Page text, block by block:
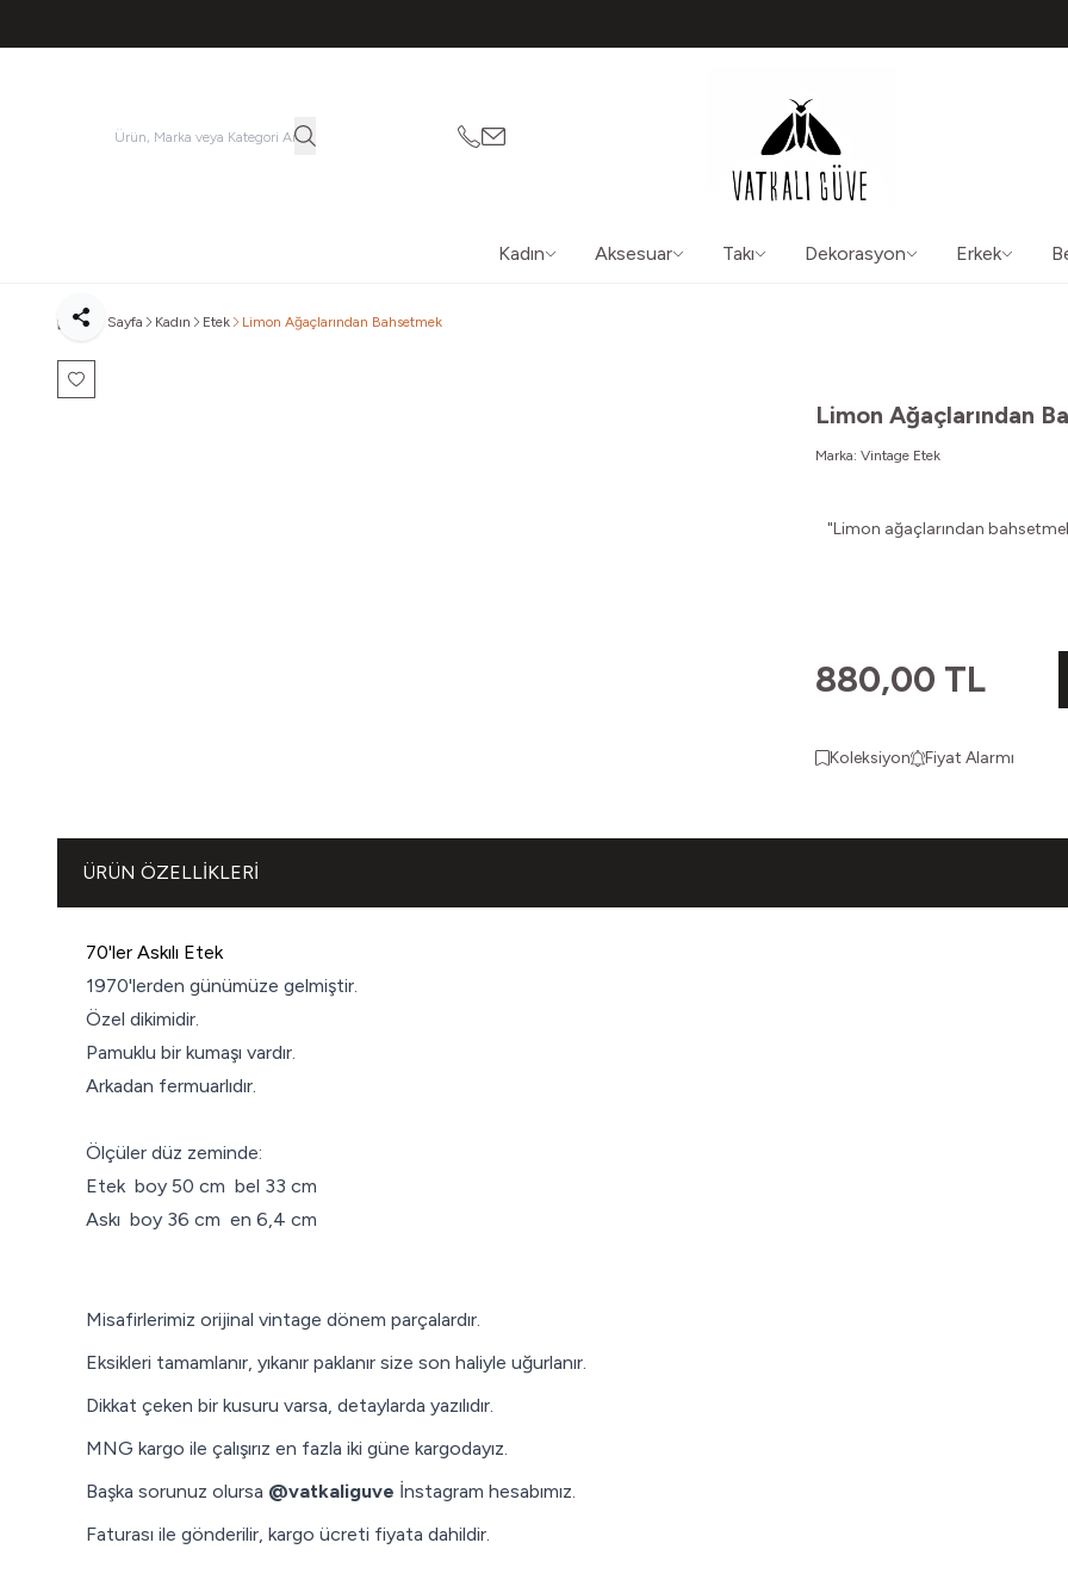
05362150565
vatkaliguve@gmail.com
Kadın Aksesuar Takı Dekorasyon Erkek
Ana Sayfa Kadın Etek Limon Ağaçlarından Bahsetmek
Favoriye Ekle
Paylaş
Limon Ağaçlarından
Marka: Vintage Etek
"Limon ağaçlarından
880,00 TL
Koleksiyon Fiyat Alarmı
ÜRÜN ÖZELLIKLERI
70'ler Askılı Etek
1970'lerden günümüze gelmiştir.
Özel dikimidir.
Pamuklu bir kumaşı vardır.
Arkadan fermuarlıdır.
Ölçüler düz zeminde:
Etek boy 50 cm bel 33 cm
Askı boy 36 cm en 6,4 cm
Misafirlerimiz orijinal vintage dönem parçalardır.
Eksikleri tamamlanır, yıkanır paklanır size son haliyle uğurlanır.
Dikkat çeken bir kusuru varsa, detaylarda yazılıdır.
MNG kargo ile çalışırız en fazla iki güne kargodayız.
Başka sorunuz olursa @vatkaliguve İnstagram hesabımız.
Faturası ile gönderilir, kargo ücreti fiyata dahildir.